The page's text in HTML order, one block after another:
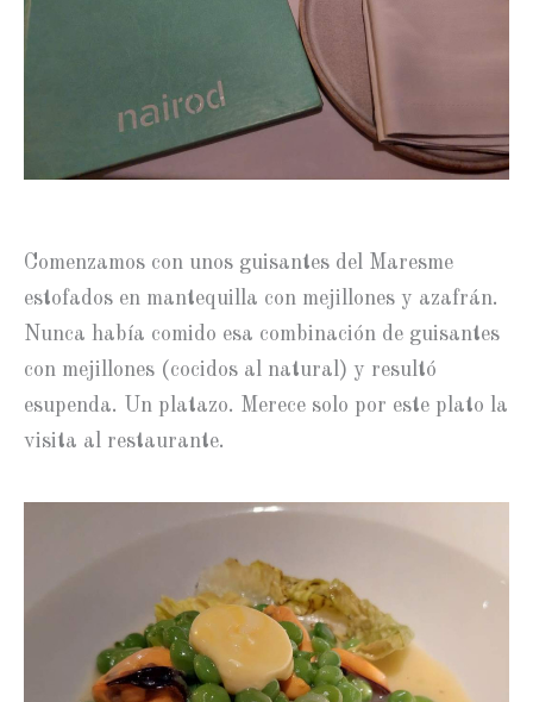
Comenzamos con unos guisantes del Maresme
estofados en mantequilla con mejillones y azafrán.
Nunca había comido esa combinación de guisantes
con mejillones (cocidos al natural) y resultó
esupenda. Un platazo. Merece solo por este plato la
visita al restaurante.